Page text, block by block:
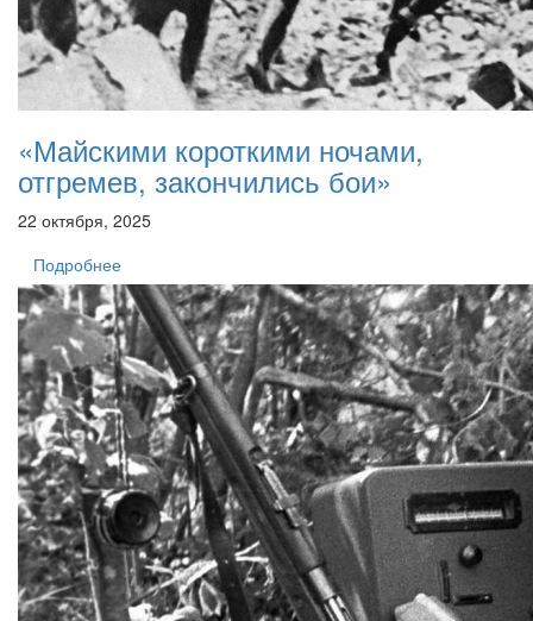
«Майскими короткими ночами,
отгремев, закончились бои»
22 октября, 2025
Подробнее